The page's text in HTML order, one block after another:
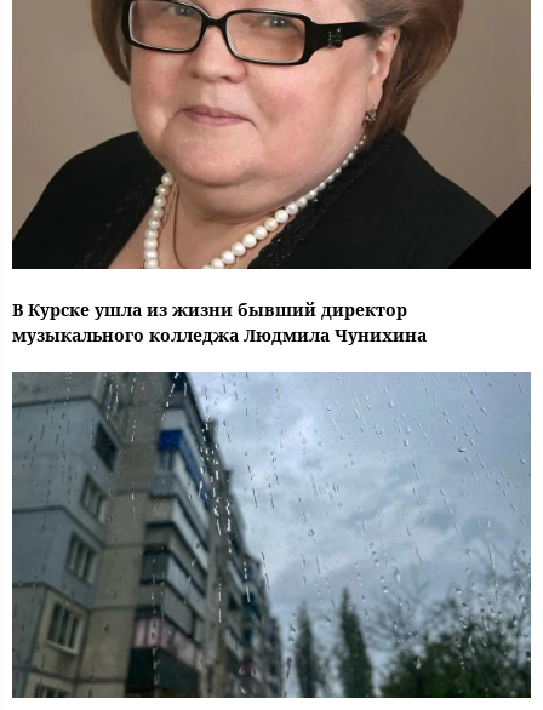
В Курске ушла из жизни бывший директор
музыкального колледжа Людмила Чунихина